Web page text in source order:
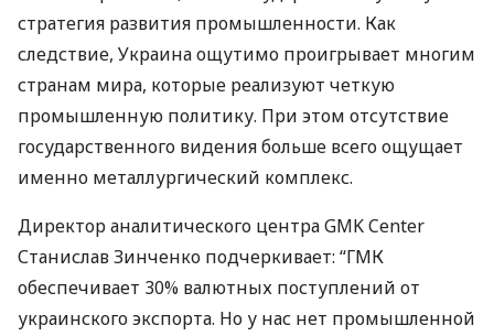
стратегия развития промышленности. Как
следствие, Украина ощутимо проигрывает многим
странам мира, которые реализуют четкую
промышленную политику. При этом отсутствие
государственного видения больше всего ощущает
именно металлургический комплекс.
Директор аналитического центраGMKCenter
Станислав Зинченко подчеркивает: “ГМК
обеспечивает 30% валютных поступлений от
украинского экспорта. Но у нас нет промышленной